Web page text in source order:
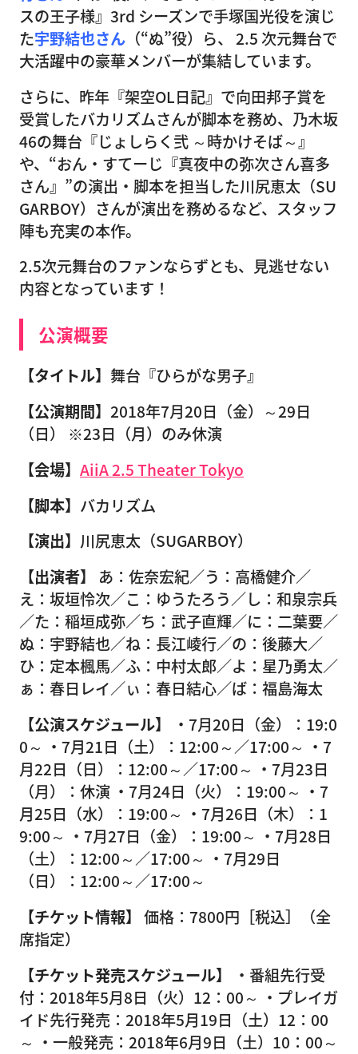
スの王子様』3rd シーズンで手塚国光役を演じ
た宇野結也さん （“ぬ”役）ら、 2.5 次元舞台で
大活躍中の豪華メンバーが集結しています。
さらに、昨年『架空OL日記』で向田邦子賞を
受賞したバカリズムさんが脚本を務め、乃木坂
46の舞台『じょしらく弐 ～時かけそば～』
や、“おん・すてーじ『真夜中の弥次さん喜多
さん』”の演出・脚本を担当した川尻恵太（SU
GARBOY）さんが演出を務めるなど、スタッフ
陣も充実の本作。
2.5次元舞台のファンならずとも、見逃せない
内容となっています！
公演概要
【タイトル】 舞台『ひらがな男子』
【公演期間】 2018年7月20日（金）～29日
（日） ※23日（月）のみ休演
【会場】 AiiA 2.5 Theater Tokyo
【脚本】 バカリズム
【演出】 川尻恵太（SUGARBOY）
【出演者】
あ：佐奈宏紀／う：高橋健介／
え：坂垣怜次／こ：ゆうたろう／し：和泉宗兵
／た：稲垣成弥／ち：武子直輝／に：二葉要／
ぬ：宇野結也／ね：長江崚行／の：後藤大／
ひ：定本楓馬／ふ：中村太郎／よ：星乃勇太／
ぁ：春日レイ／ぃ：春日結心／ば：福島海太
【公演スケジュール】
・7月20日（金）：19:0
0～ ・7月21日（土）：12:00～／17:00～ ・7
月22日（日）：12:00～／17:00～ ・7月23日
（月）：休演 ・7月24日（火）：19:00～ ・7
月25日（水）：19:00～ ・7月26日（木）：1
9:00～ ・7月27日（金）：19:00～ ・7月28日
（土）：12:00～／17:00～ ・7月29日
（日）：12:00～／17:00～
【チケット情報】 価格：7800円［税込］（全
席指定）
【チケット発売スケジュール】
・番組先行受
付：2018年5月8日（火）12：00～ ・プレイガ
イド先行発売：2018年5月19日（土）12：00
～ ・一般発売：2018年6月9日（土）10：00～